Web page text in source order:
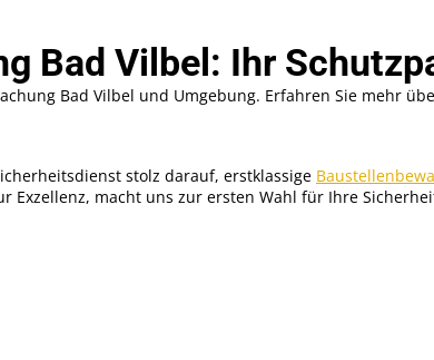
Bad Vilbel: Ihr
Bad Vilbel und Umgebung. Erfahren Sie mehr
stolz darauf, erstklassige
macht uns zur ersten Wahl für Ihre